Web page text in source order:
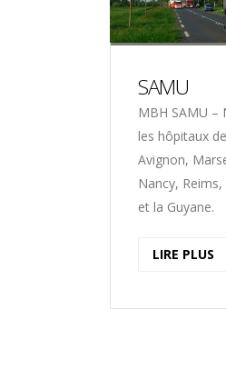
SAMU
MBH SAMU –
les hôpitaux
Avignon,
Nancy,
et la Guyane.
LIRE PLUS